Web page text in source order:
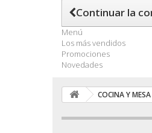
Continuar la
Menú
Los más vendidos
Promociones
Novedades
COCINA Y MESA